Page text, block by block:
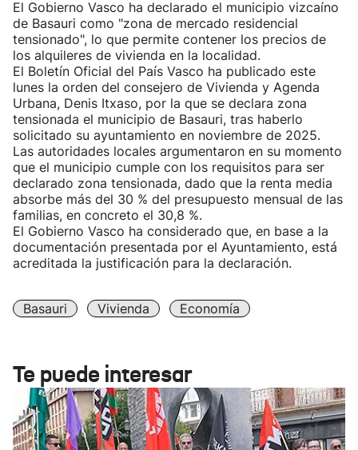
El Gobierno Vasco ha declarado el municipio vizcaíno
de Basauri como "zona de mercado residencial
tensionado", lo que permite contener los precios de
los alquileres de vivienda en la localidad.
El Boletín Oficial del País Vasco ha publicado este
lunes la orden del consejero de Vivienda y Agenda
Urbana, Denis Itxaso, por la que se declara zona
tensionada el municipio de Basauri, tras haberlo
solicitado su ayuntamiento en noviembre de 2025.
Las autoridades locales argumentaron en su momento
que el municipio cumple con los requisitos para ser
declarado zona tensionada, dado que la renta media
absorbe más del 30 % del presupuesto mensual de las
familias, en concreto el 30,8 %.
El Gobierno Vasco ha considerado que, en base a la
documentación presentada por el Ayuntamiento, está
acreditada la justificación para la declaración.
Basauri Vivienda Economía
Te puede interesar